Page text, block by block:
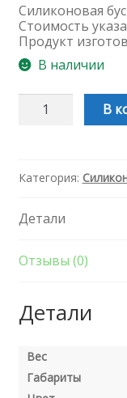
Силиконовая
Стоимость
Продукт
В наличии
Количество
Силиконовая
прорезывателя
Разделитель
В
Категория:
Детали
Отзывы (0)
Детали
Вес
Габариты